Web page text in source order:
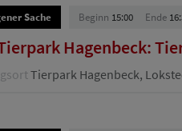
Sache Beginn 15:00 Ende
Hagenbeck:
Tierpark Hagenbeck,